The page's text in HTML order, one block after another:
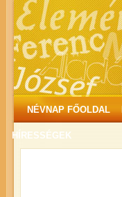
NÉVNAP FŐOLDAL
HÍRESSÉGEK